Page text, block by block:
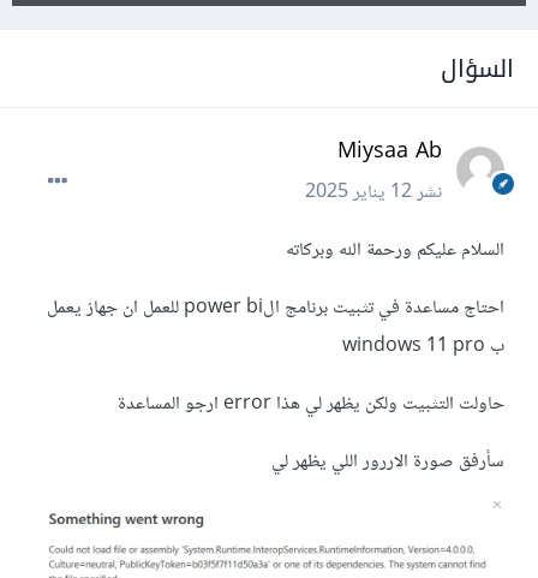
السؤال
Miysaa Ab
نشر12 يناير 2025
السلام عليكم ورحمة الله وبركاته
احتاج مساعدة في تثبيت برنامج الpower bi للعمل ان جهاز يعمل
ب windows 11 pro
حاولت التثبيت ولكن يظهر لي هذا error ارجو المساعدة
سأرفق صورة الاررور اللي يظهر لي